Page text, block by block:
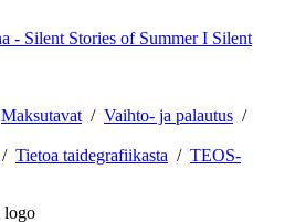
Silent
Maksutavat / Vaihto- ja palautus /
/ Tietoa taidegrafiikasta / TEOS-